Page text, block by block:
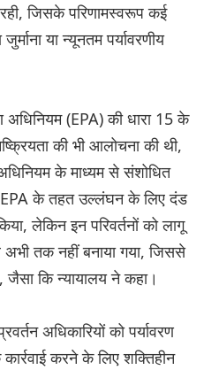
जिसके परिणामस्वरूप कई
या न्यूनतम पर्यावरणीय
अधिनियम (EPA) की धारा 15 के
की भी आलोचना की थी,
के माध्यम से संशोधित
के तहत उल्लंघन के लिए दंड
लेकिन इन परिवर्तनों को लागू
तक नहीं बनाया गया, जिससे
जैसा कि न्यायालय ने कहा।
अधिकारियों को पर्यावरण
करने के लिए शक्तिहीन